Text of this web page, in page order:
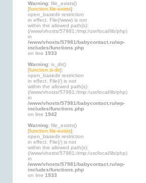
Warning: file_exists()
[function.file-exists]:
open_basedir restriction
in effect. File(/www) is not
within the allowed path(s):
(/www/vhosts/57981:/tmp:/usr/local/lib/php)
in
/www/vhosts/57981/babycontact.ru/wp-
includes/functions.php
on line 1933
Warning: is_dir()
[function.is-dir]:
open_basedir restriction
in effect. File(/) is not
within the allowed path(s):
(/www/vhosts/57981:/tmp:/usr/local/lib/php)
in
/www/vhosts/57981/babycontact.ru/wp-
includes/functions.php
on line 1942
Warning: file_exists()
[function.file-exists]:
open_basedir restriction
in effect. File(/) is not
within the allowed path(s):
(/www/vhosts/57981:/tmp:/usr/local/lib/php)
in
/www/vhosts/57981/babycontact.ru/wp-
includes/functions.php
on line 1933